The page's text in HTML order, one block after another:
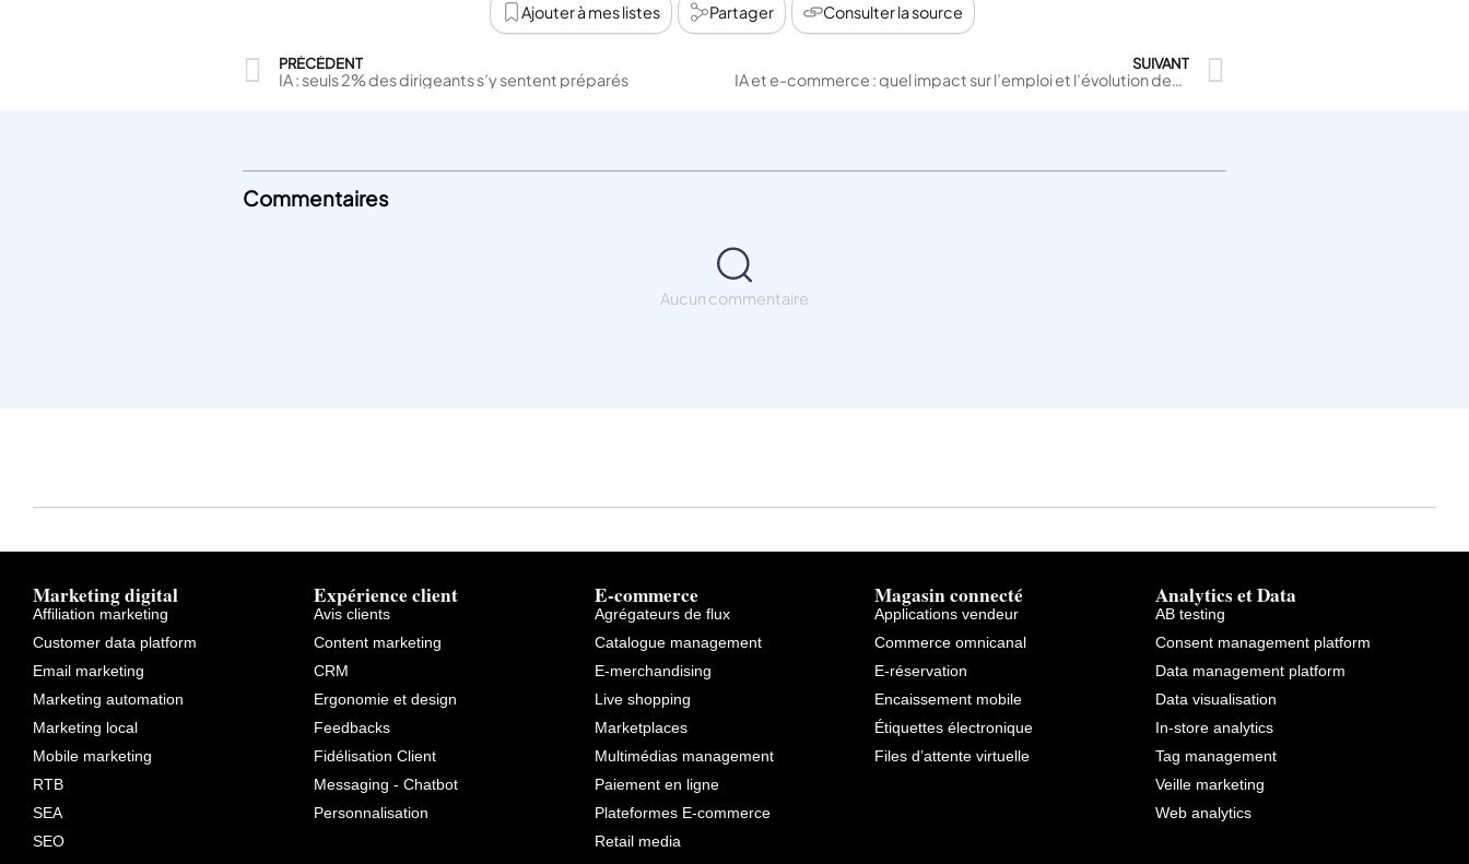
Ajouter à mes listes Partager Consulter la source
PRÉCÉDENT
IA : seuls 2% des dirigeants s’y sentent préparés
SUIVANT
IA et e-commerce : quel impact sur l’emploi et l’évolution des métiers du secteur ?
Commentaires
Aucun commentaire
Marketing digital
Affiliation marketing
Customer data platform
Email marketing
Marketing automation
Marketing local
Mobile marketing
RTB
SEA
SEO
Expérience client
Avis clients
Content marketing
CRM
Ergonomie et design
Feedbacks
Fidélisation Client
Messaging - Chatbot
Personnalisation
E-commerce
Agrégateurs de flux
Catalogue management
E-merchandising
Live shopping
Marketplaces
Multimédias management
Paiement en ligne
Plateformes E-commerce
Retail media
Magasin connecté
Applications vendeur
Commerce omnicanal
E-réservation
Encaissement mobile
Étiquettes électronique
Files d’attente virtuelle
Analytics et Data
AB testing
Consent management platform
Data management platform
Data visualisation
In-store analytics
Tag management
Veille marketing
Web analytics